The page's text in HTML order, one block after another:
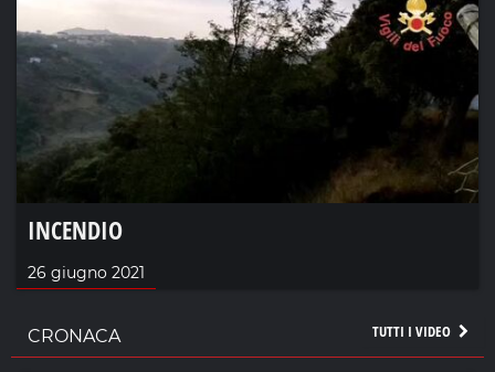
INCENDIO
26 giugno 2021
TUTTI I VIDEO
CRONACA